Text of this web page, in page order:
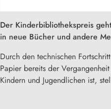
Der Kinderbibliothekspreis
in neue Bücher und andere
Durch den technischen
Papier bereits der
Kindern und Jugendlichen ist,